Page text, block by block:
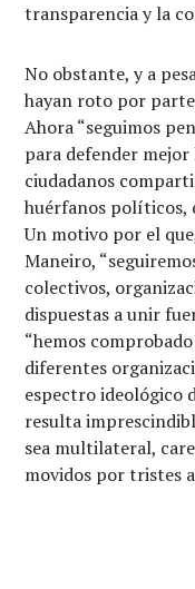
transparencia y la
No obstante, y a
hayan roto por
Ahora “seguimos
para defender mejor
ciudadanos
huérfanos políticos,
Un motivo por el
Maneiro,
colectivos,
dispuestas a unir
“hemos
diferentes
espectro ideológico
resulta
sea multilateral,
movidos por tristes